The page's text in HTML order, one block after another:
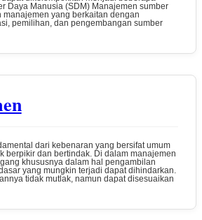
Daya Manusia (SDM) Manajemen sumber
yang berkaitan dengan
pemilihan, dan pengembangan sumber
dari kebenaran yang bersifat umum
berpikir dan bertindak. Di dalam manajemen
khususnya dalam hal pengambilan
yang mungkin terjadi dapat dihindarkan.
tidak mutlak, namun dapat disesuaikan